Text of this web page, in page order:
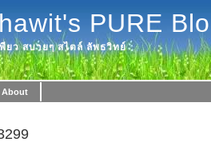
PURE
ยว สบายๆ สไตล์ ลัพธวิทย์
About